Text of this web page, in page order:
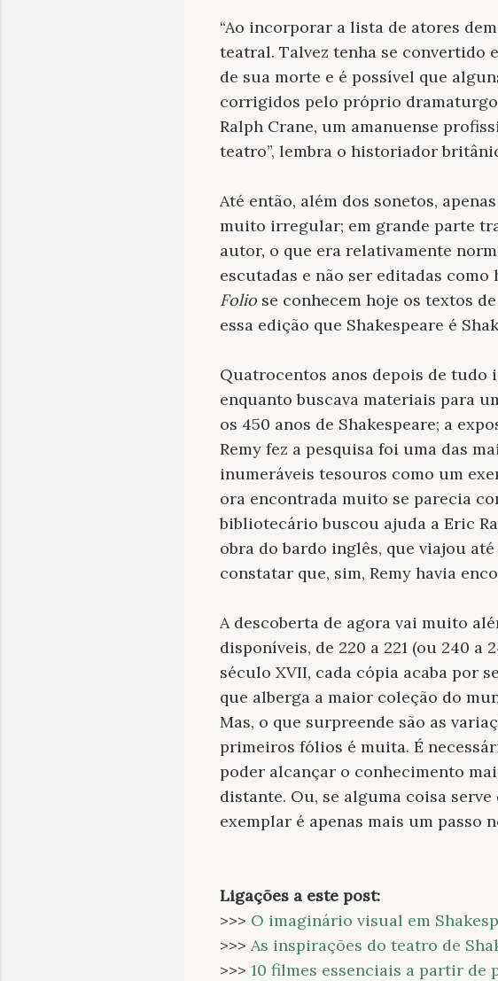
“Ao incorporar a lista de atores
teatral. Talvez tenha se convertido
de sua morte e é possível que
corrigidos pelo próprio
Ralph Crane, um amanuense
teatro”, lembra o historiador
Até então, além dos sonetos,
muito irregular; em grande parte
autor, o que era relativamente
escutadas e não ser editadas
Folio se conhecem hoje os textos de
essa edição que Shakespeare é
Quatrocentos anos depois de
enquanto buscava materiais para
os 450 anos de Shakespeare; a
Remy fez a pesquisa foi uma das
inumeráveis tesouros como um
ora encontrada muito se parecia
bibliotecário buscou ajuda a Eric
obra do bardo inglês, que viajou
constatar que, sim, Remy havia
A descoberta de agora vai muito
disponíveis, de 220 a 221 (ou 240 a
século XVII, cada cópia acaba por
que alberga a maior coleção do
Mas, o que surpreende são as
primeiros fólios é muita. É
poder alcançar o conhecimento
distante. Ou, se alguma coisa
exemplar é apenas mais um
Ligações a este post:
>>> O imaginário visual em
>>> As inspirações do teatro de
>>> 10 filmes essenciais a partir de